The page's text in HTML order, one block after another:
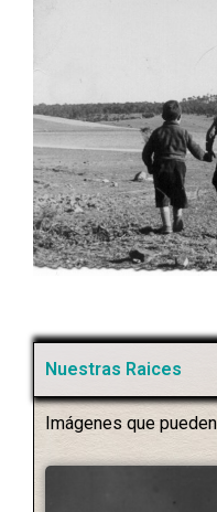
Nuestras Raices
Imágenes que